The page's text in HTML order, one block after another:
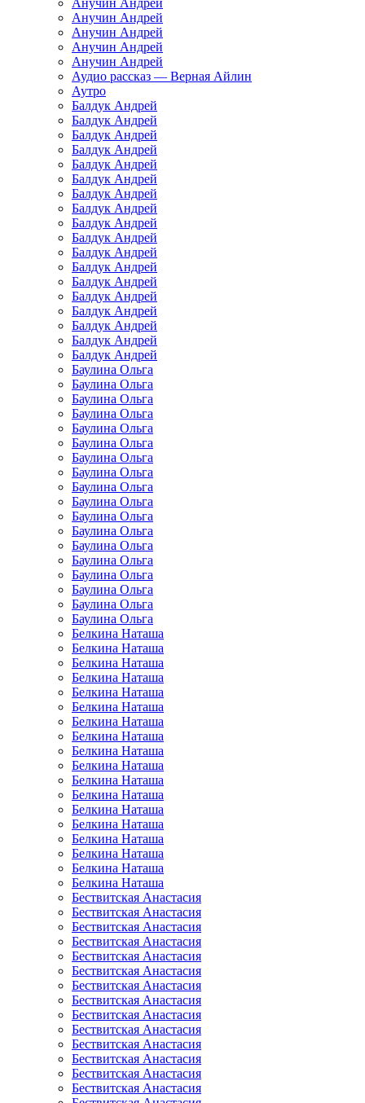
Анучин Андрей
Анучин Андрей
Анучин Андрей
Анучин Андрей
Аудио рассказ — Верная Айлин
Аутро
Балдук Андрей
Балдук Андрей
Балдук Андрей
Балдук Андрей
Балдук Андрей
Балдук Андрей
Балдук Андрей
Балдук Андрей
Балдук Андрей
Балдук Андрей
Балдук Андрей
Балдук Андрей
Балдук Андрей
Балдук Андрей
Балдук Андрей
Балдук Андрей
Балдук Андрей
Балдук Андрей
Баулина Ольга
Баулина Ольга
Баулина Ольга
Баулина Ольга
Баулина Ольга
Баулина Ольга
Баулина Ольга
Баулина Ольга
Баулина Ольга
Баулина Ольга
Баулина Ольга
Баулина Ольга
Баулина Ольга
Баулина Ольга
Баулина Ольга
Баулина Ольга
Баулина Ольга
Баулина Ольга
Белкина Наташа
Белкина Наташа
Белкина Наташа
Белкина Наташа
Белкина Наташа
Белкина Наташа
Белкина Наташа
Белкина Наташа
Белкина Наташа
Белкина Наташа
Белкина Наташа
Белкина Наташа
Белкина Наташа
Белкина Наташа
Белкина Наташа
Белкина Наташа
Белкина Наташа
Белкина Наташа
Бествитская Анастасия
Бествитская Анастасия
Бествитская Анастасия
Бествитская Анастасия
Бествитская Анастасия
Бествитская Анастасия
Бествитская Анастасия
Бествитская Анастасия
Бествитская Анастасия
Бествитская Анастасия
Бествитская Анастасия
Бествитская Анастасия
Бествитская Анастасия
Бествитская Анастасия